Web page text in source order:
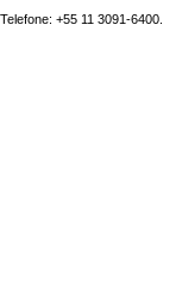
Telefone: +55 11 3091-6400.